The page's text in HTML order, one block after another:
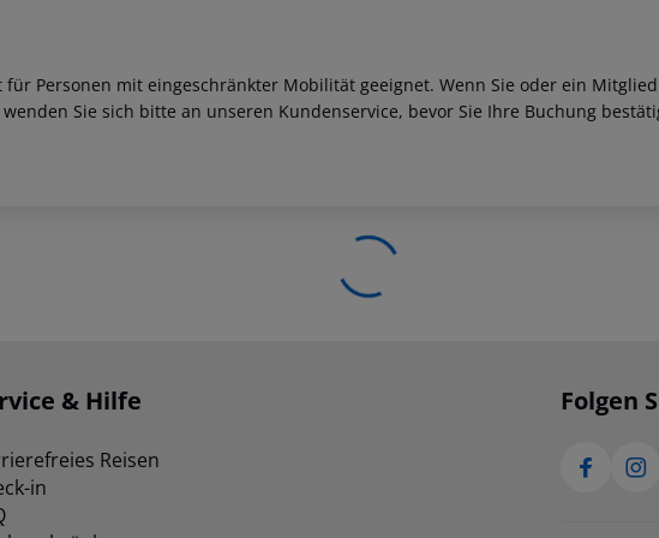
für Personen mit eingeschränkter Mobilität geeignet. Wenn Sie oder ein
Sie sich bitte an unseren Kundenservice, bevor Sie Ihre Buchung
& Hilfe
Reisen
in
Folgen